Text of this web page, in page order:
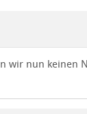
wir nun keinen